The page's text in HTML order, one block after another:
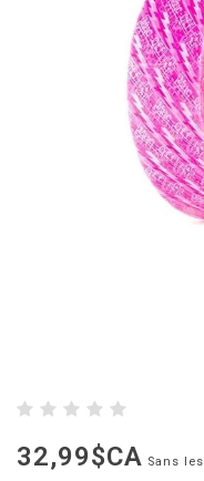
32,99$CA Sans les